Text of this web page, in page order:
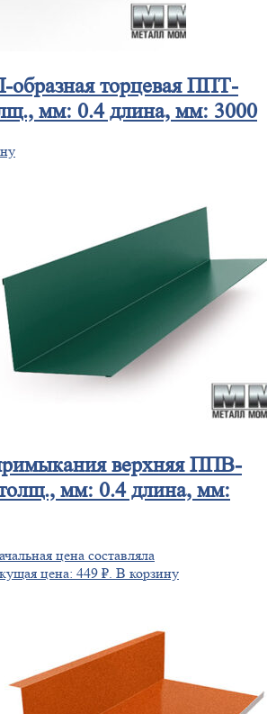
торцевая ППТ-
мм: 0.4 длина, мм: 3000
верхняя ППВ-
мм: 0.4 длина, мм:
цена составляла
цена: 449 ₽. В корзину